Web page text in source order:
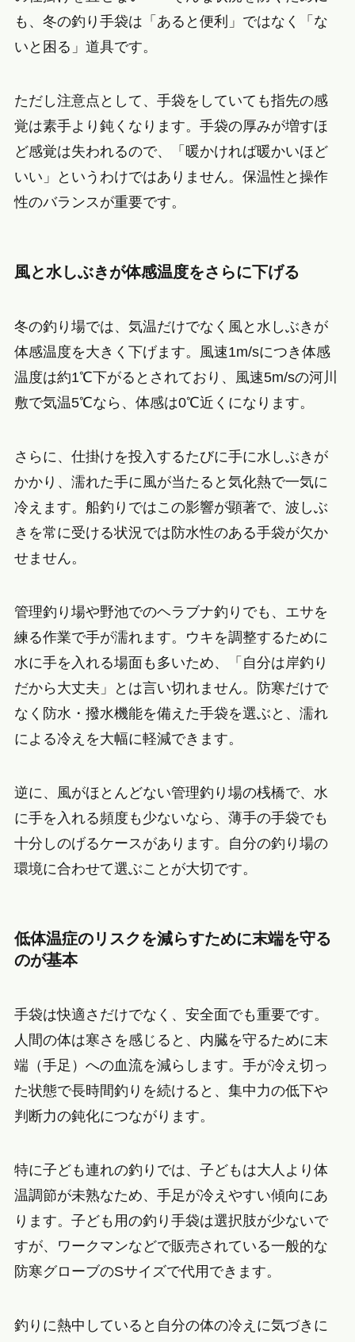
も、冬の釣り手袋は「あると便利」ではなく「な
いと困る」道具です。
ただし注意点として、手袋をしていても指先の感
覚は素手より鈍くなります。手袋の厚みが増すほ
ど感覚は失われるので、「暖かければ暖かいほど
いい」というわけではありません。保温性と操作
性のバランスが重要です。
風と水しぶきが体感温度をさらに下げる
冬の釣り場では、気温だけでなく風と水しぶきが
体感温度を大きく下げます。風速1m/sにつき体感
温度は約1℃下がるとされており、風速5m/sの河川
敷で気温5℃なら、体感は0℃近くになります。
さらに、仕掛けを投入するたびに手に水しぶきが
かかり、濡れた手に風が当たると気化熱で一気に
冷えます。船釣りではこの影響が顕著で、波しぶ
きを常に受ける状況では防水性のある手袋が欠か
せません。
管理釣り場や野池でのヘラブナ釣りでも、エサを
練る作業で手が濡れます。ウキを調整するために
水に手を入れる場面も多いため、「自分は岸釣り
だから大丈夫」とは言い切れません。防寒だけで
なく防水・撥水機能を備えた手袋を選ぶと、濡れ
による冷えを大幅に軽減できます。
逆に、風がほとんどない管理釣り場の桟橋で、水
に手を入れる頻度も少ないなら、薄手の手袋でも
十分しのげるケースがあります。自分の釣り場の
環境に合わせて選ぶことが大切です。
低体温症のリスクを減らすために末端を守る
のが基本
手袋は快適さだけでなく、安全面でも重要です。
人間の体は寒さを感じると、内臓を守るために末
端（手足）への血流を減らします。手が冷え切っ
た状態で長時間釣りを続けると、集中力の低下や
判断力の鈍化につながります。
特に子ども連れの釣りでは、子どもは大人より体
温調節が未熟なため、手足が冷えやすい傾向にあ
ります。子ども用の釣り手袋は選択肢が少ないで
すが、ワークマンなどで販売されている一般的な
防寒グローブのSサイズで代用できます。
釣りに熱中していると自分の体の冷えに気づきに